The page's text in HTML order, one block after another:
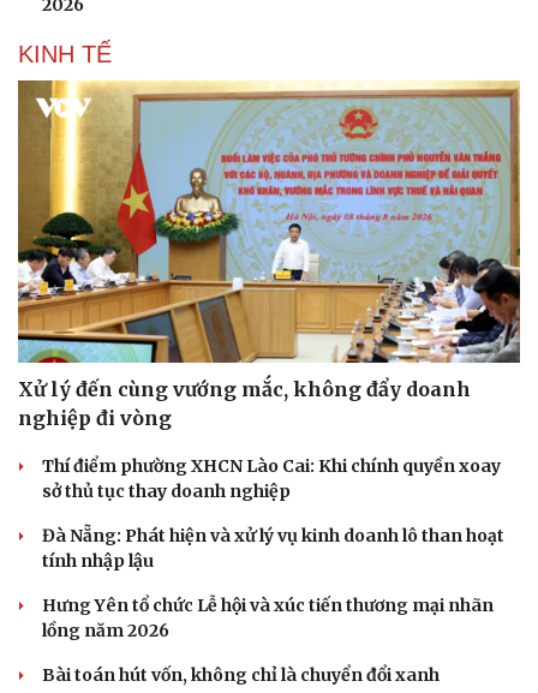
KINH TẾ
Xử lý đến cùng vướng mắc, không đẩy doanh
nghiệp đi vòng
Thí điểm phường XHCN Lào Cai: Khi chính quyền xoay
sở thủ tục thay doanh nghiệp
Đà Nẵng: Phát hiện và xử lý vụ kinh doanh lô than hoạt
tính nhập lậu
Hưng Yên tổ chức Lễ hội và xúc tiến thương mại nhãn
lồng năm 2026
Bài toán hút vốn, không chỉ là chuyển đổi xanh